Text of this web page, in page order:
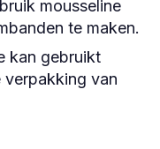
mousseline
te maken.
kan gebruikt
van